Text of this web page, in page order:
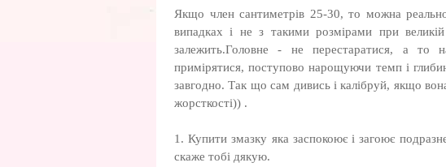
Якщо член сантиметрів 25-30, то можна
випадках і не з такими розмірами при
залежить.Головне - не перестаратися, а то
примірятися, поступово нарощуючи темп і
завгодно. Так що сам дивись і калібруй, якщо
жорсткості)) .
1. Купити змазку яка заспокоює і загоює
скаже тобі дякую.